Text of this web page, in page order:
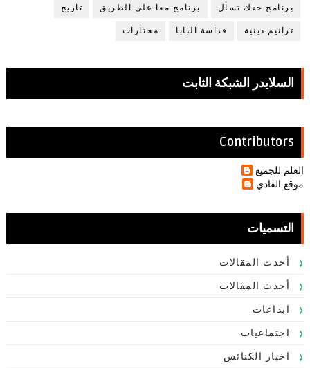
برنامج حقك تسأل برنامج معا على الطريق تاريخ
ترانيم دينية قداسة البابا مختارات
السلايدر الشبكة الثابت
Contributors
العلم للجميع
موقع الفادي
التسميات
أحدث المقالات
أحدث المقالات
ابداعات
اجتماعيات
اخبار الكنائس